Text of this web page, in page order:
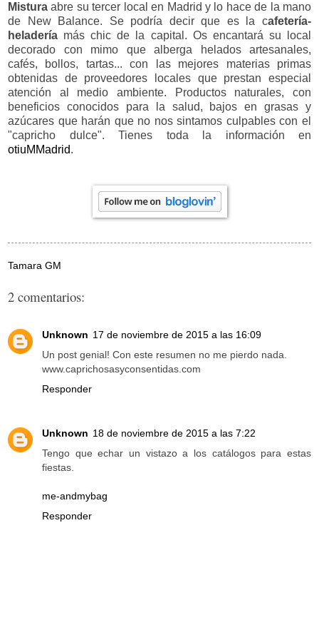
Mistura abre su tercer local en Madrid y lo hace de la mano
de New Balance. Se podría decir que es la cafetería-
heladería más chic de la capital. Os encantará su local
decorado con mimo que alberga helados artesanales,
cafés, bollos, tartas... con las mejores materias primas
obtenidas de proveedores locales que prestan especial
atención al medio ambiente. Productos naturales, con
beneficios conocidos para la salud, bajos en grasas y
azúcares que harán que no nos sintamos culpables con el
"capricho dulce". Tienes toda la información en
otiuMMadrid.
Tamara GM
2 comentarios:
Unknown 17 de noviembre de 2015 a las 16:09
Un post genial! Con este resumen no me pierdo nada.
www.caprichosasyconsentidas.com
Responder
Unknown 18 de noviembre de 2015 a las 7:22
Tengo que echar un vistazo a los catálogos para estas
fiestas.
me-andmybag
Responder